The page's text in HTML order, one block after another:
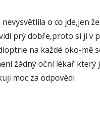
o co jde,jen
prý dobře,proto si jí v
na každé oko-mě
žádný oční lékař který
moc za odpovědi